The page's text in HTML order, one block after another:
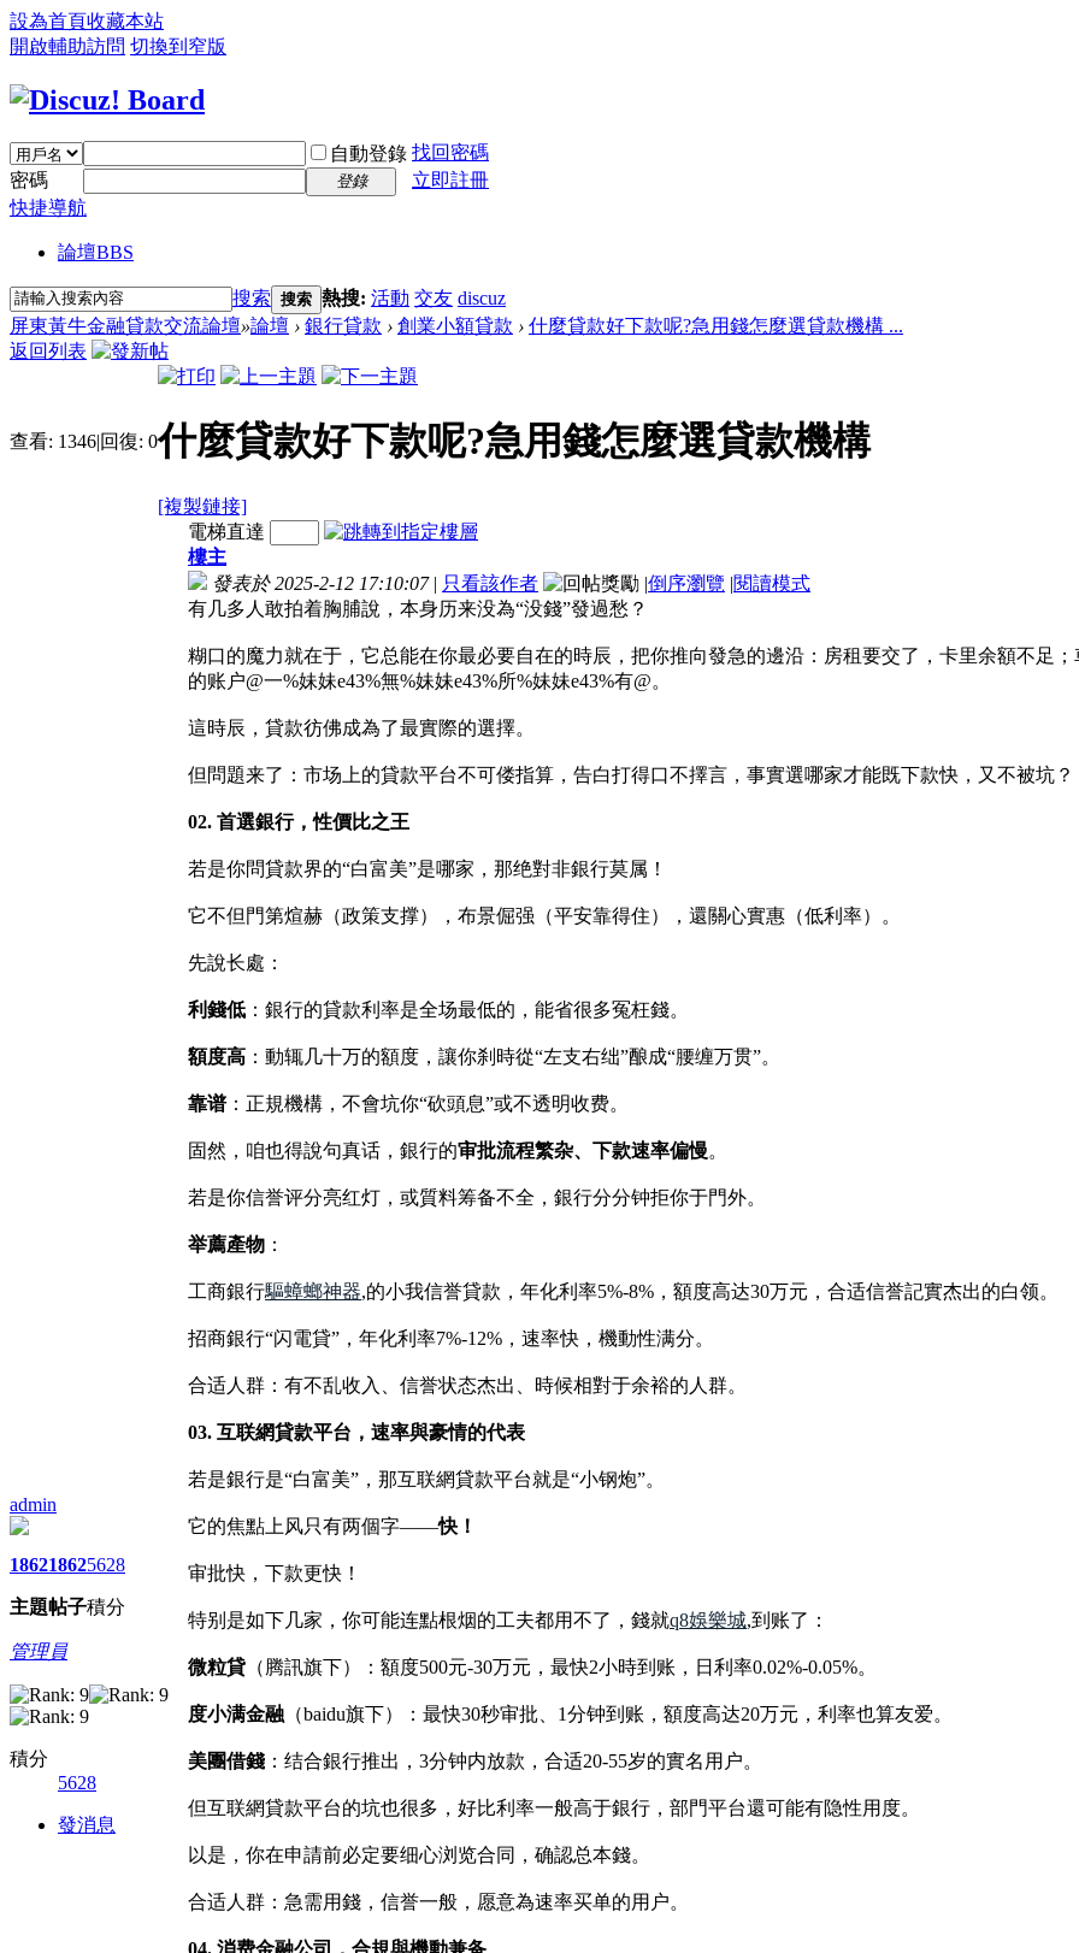
設為首頁收藏本站
開啟輔助訪問 切換到窄版
自動登錄 找回密碼
密碼
登錄
立即註冊
快捷導航
論壇BBS
搜索 搜索 熱搜: 活動 交友 discuz
屏東黃牛金融貸款交流論壇»論壇 › 銀行貸款 › 創業小額貸款 › 什麼貸款好下款呢?急用錢怎麼選貸款機構 ...
返回列表
查看: 1346|回復: 0什麼貸款好下款呢?急用錢怎麼選貸款機構
[複製鏈接]
admin
1862
主題
1862
帖子
5628
積分
管理員
積分
5628
發消息
電梯直達
樓主
發表於 2025-2-12 17:10:07 | 只看該作者 |倒序瀏覽 |閱讀模式
有几多人敢拍着胸脯說，本身历来没為“没錢”發過愁？
糊口的魔力就在于，它总能在你最必要自在的時辰，把你推向發急的邊沿：房租要交了，卡里余額不足
的账户@一%妹妹e43%無%妹妹e43%所%妹妹e43%有@。
這時辰，貸款彷佛成為了最實際的選擇。
但問題来了：市场上的貸款平台不可偻指算，告白打得口不擇言，事實選哪家才能既下款快，又不被坑？
02. 首選銀行，性價比之王
若是你問貸款界的“白富美”是哪家，那绝對非銀行莫属！
它不但門第煊赫（政策支撑），布景倔强（平安靠得住），還關心實惠（低利率）。
先說长處：
利錢低 ：銀行的貸款利率是全场最低的，能省很多冤枉錢。
額度高 ：動辄几十万的額度，讓你刹時從“左支右绌”酿成“腰缠万贯”。
靠谱：正規機構，不會坑你“砍頭息”或不透明收费。
固然，咱也得說句真话，銀行的审批流程繁杂、下款速率偏慢。
若是你信誉评分亮红灯，或質料筹备不全，銀行分分钟拒你于門外。
举薦產物 ：
工商銀行驅蟑螂神器,的小我信誉貸款，年化利率5%-8%，額度高达30万元，合适信誉記實杰出的白领。
招商銀行“闪電貸”，年化利率7%-12%，速率快，機動性满分。
合适人群：有不乱收入、信誉状态杰出、時候相對于余裕的人群。
03. 互联網貸款平台，速率與豪情的代表
若是銀行是“白富美”，那互联網貸款平台就是“小钢炮”。
它的焦點上风只有两個字——快！
审批快，下款更快！
特别是如下几家，你可能连點根烟的工夫都用不了，錢就q8娛樂城,到账了：
微粒貸 （腾訊旗下）：額度500元-30万元，最快2小時到账，日利率0.02%-0.05%。
度小满金融 （baidu旗下）：最快30秒审批、1分钟到账，額度高达20万元，利率也算友爱。
美團借錢 ：结合銀行推出，3分钟内放款，合适20-55岁的實名用户。
但互联網貸款平台的坑也很多，好比利率一般高于銀行，部門平台還可能有隐性用度。
以是，你在申請前必定要细心浏览合同，确認总本錢。
合适人群：急需用錢，信誉一般，愿意為速率买单的用户。
04. 消费金融公司，合規與機動兼备